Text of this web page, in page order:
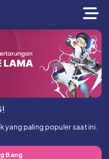
yang paling populer saat ini.
Bang